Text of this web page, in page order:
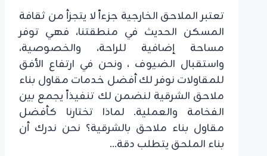
​تعتبر الملاحق الخارجية جزءاً لا يتجزأ من ثقافة
المسكن الحديث في منطقتنا، فهي توفر
مساحة إضافية للراحة، والخصوصية،
واستقبال الضيوف ، ونحن في ارتفاع الأفق
للمقاولات نوفر لك أفضل خدمات مقاول بناء
ملاحق الشرقية لنضمن لك تنفيذاً يجمع بين
الفخامة والعملية. لماذا تختارنا كأفضل
مقاول بناء ملاحق بالشرقية؟ ​نحن ندرك أن
بناء الملحق يتطلب دقة…